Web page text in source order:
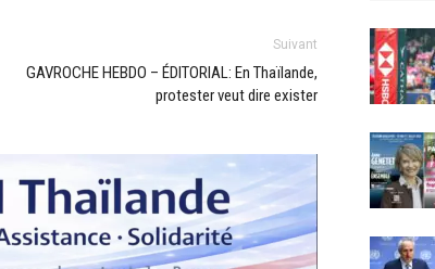
Suivant
GAVROCHE HEBDO – ÉDITORIAL: En Thaïlande,
protester veut dire exister